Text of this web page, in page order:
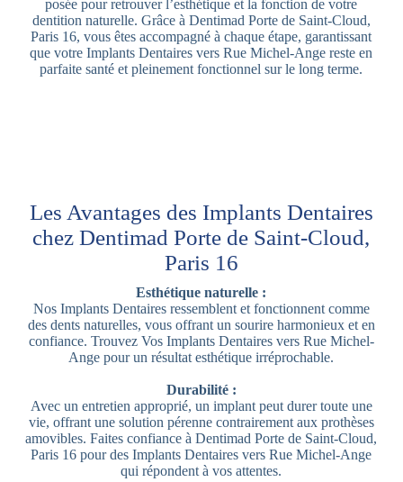
posée pour retrouver l’esthétique et la fonction de votre
dentition naturelle. Grâce à Dentimad Porte de Saint-Cloud,
Paris 16, vous êtes accompagné à chaque étape, garantissant
que votre Implants Dentaires vers Rue Michel-Ange reste en
parfaite santé et pleinement fonctionnel sur le long terme.
Les Avantages des Implants Dentaires
chez Dentimad Porte de Saint-Cloud,
Paris 16
Esthétique naturelle :
Nos Implants Dentaires ressemblent et fonctionnent comme
des dents naturelles, vous offrant un sourire harmonieux et en
confiance. Trouvez Vos Implants Dentaires vers Rue Michel-
Ange pour un résultat esthétique irréprochable.
Durabilité :
Avec un entretien approprié, un implant peut durer toute une
vie, offrant une solution pérenne contrairement aux prothèses
amovibles. Faites confiance à Dentimad Porte de Saint-Cloud,
Paris 16 pour des Implants Dentaires vers Rue Michel-Ange
qui répondent à vos attentes.